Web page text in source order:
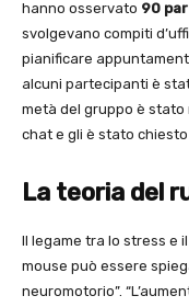
hanno osservato 90
svolgevano compiti
pianificare
alcuni partecipanti è
metà del gruppo è
chat e gli è stato
La teoria del
Il legame tra lo stress e
mouse può essere
neuromotorio”.